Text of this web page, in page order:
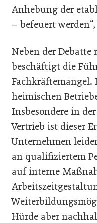
Anhebung der
– befeuert
Neben der
beschäftigt die
Fachkräftemangel.
heimischen
Insbesondere in
Vertrieb ist dieser
Unternehmen
an qualifiziertem
auf interne
Hürde aber